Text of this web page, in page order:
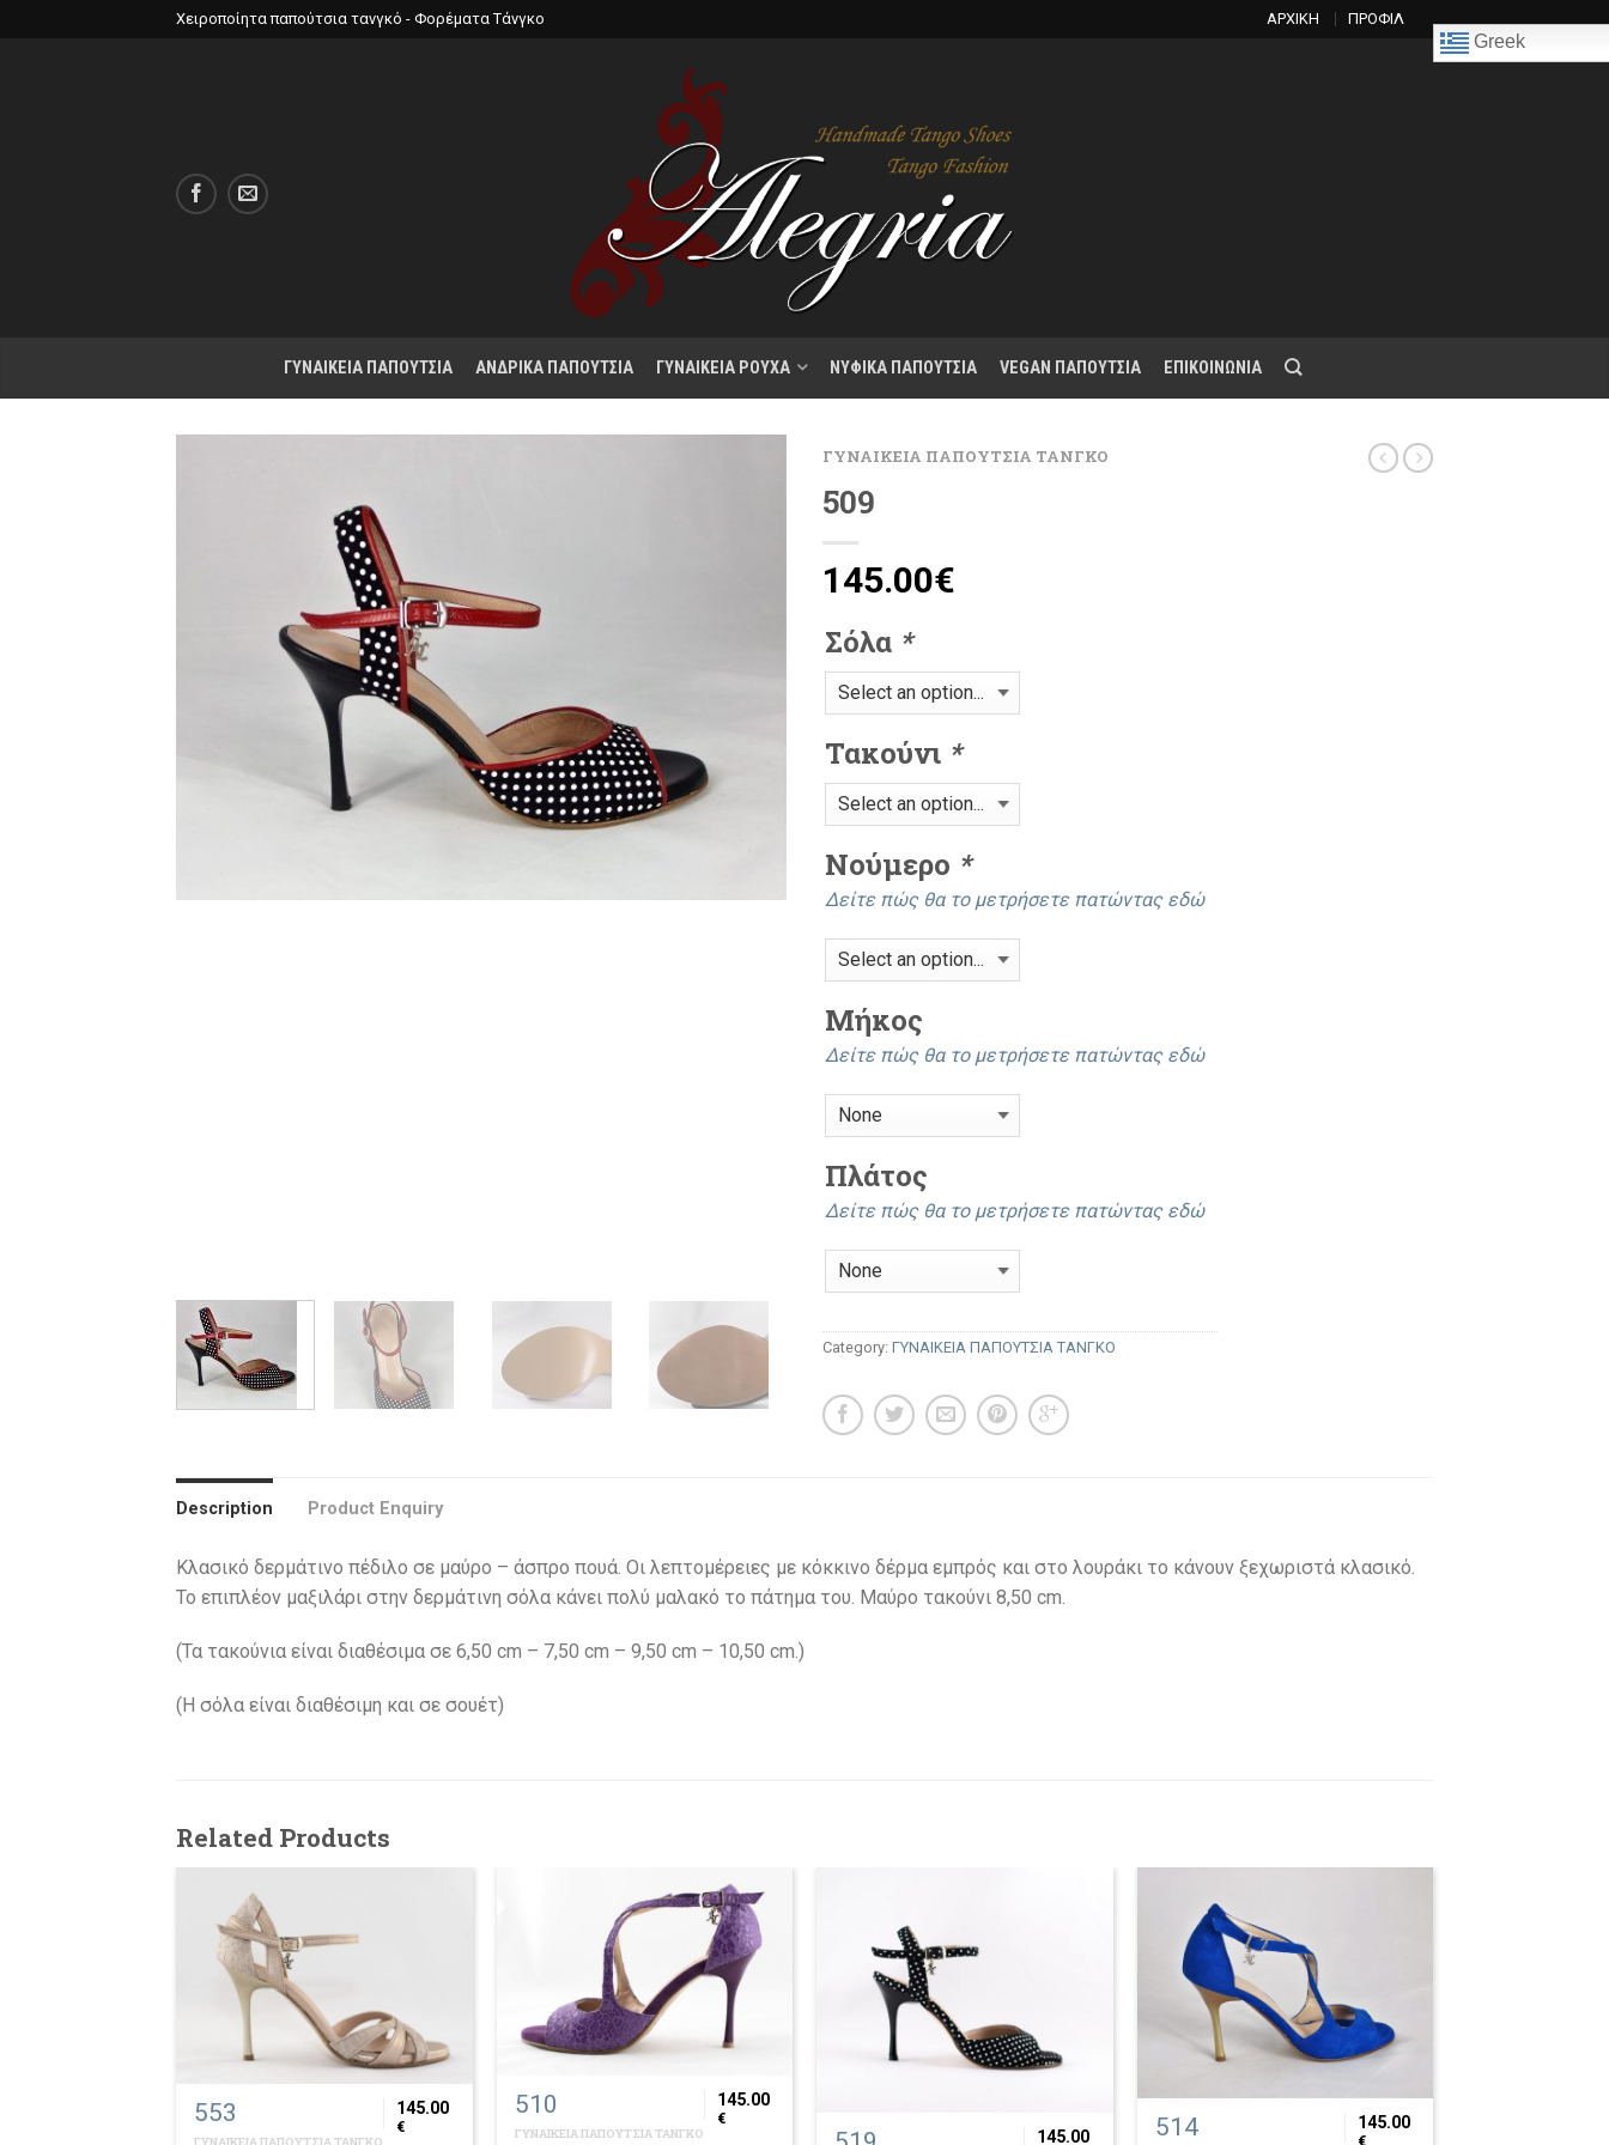
Χειροποίητα παπούτσια τανγκό - Φορέματα Τάνγκο ΑΡΧΙΚΗ ΠΡΟΦΙΛ
Greek
ΓΥΝΑΙΚΕΙΑ ΠΑΠΟΥΤΣΙΑ ΑΝΔΡΙΚΑ ΠΑΠΟΥΤΣΙΑ ΓΥΝΑΙΚΕΙΑ ΡΟΥΧΑ ΝΥΦΙΚΑ ΠΑΠΟΥΤΣΙΑ VEGAN ΠΑΠΟΥΤΣΙΑ ΕΠΙΚΟΙΝΩΝΙΑ
ΓΥΝΑΙΚΕΙΑ ΠΑΠΟΥΤΣΙΑ ΤΑΝΓΚΟ
509
145.00€
Σόλα *
Τακούνι *
Νούμερο *
Δείτε πώς θα το μετρήσετε πατώντας εδώ
Mήκος
Δείτε πώς θα το μετρήσετε πατώντας εδώ
Πλάτος
Δείτε πώς θα το μετρήσετε πατώντας εδώ
Category: ΓΥΝΑΙΚΕΙΑ ΠΑΠΟΥΤΣΙΑ ΤΑΝΓΚΟ
Description Product Enquiry
Κλασικό δερμάτινο πέδιλο σε μαύρο – άσπρο πουά. Οι λεπτομέρειες με κόκκινο δέρμα εμπρός και στο λουράκι το κάνουν ξεχωριστά κλασικό.
Το επιπλέον μαξιλάρι στην δερμάτινη σόλα κάνει πολύ μαλακό το πάτημα του. Μαύρο τακούνι 8,50 cm.
(Τα τακούνια είναι διαθέσιμα σε 6,50 cm – 7,50 cm – 9,50 cm – 10,50 cm.)
(H σόλα είναι διαθέσιμη και σε σουέτ)
Related Products
553 145.00
€
510
ΓΥΝΑΙΚΕΙΑ ΠΑΠΟΥΤΣΙΑ ΤΑΝΓΚΟ
145.00
€
145.00 514 145.00
€